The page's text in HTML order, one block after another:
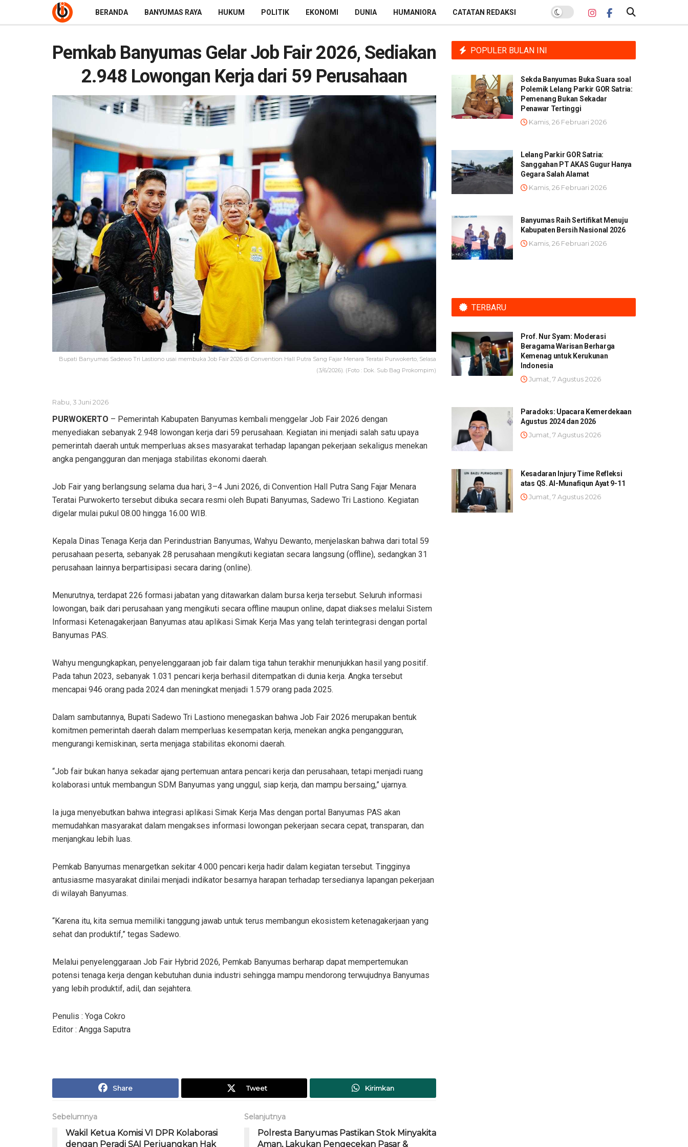
BERANDA BANYUMAS RAYA HUKUM POLITIK EKONOMI DUNIA HUMANIORA CATATAN REDAKSI
Pemkab Banyumas Gelar Job Fair 2026, Sediakan
2.948 Lowongan Kerja dari 59 Perusahaan
Bupati Banyumas Sadewo Tri Lastiono usai membuka Job Fair 2026 di Convention Hall Putra Sang Fajar Menara Teratai Purwokerto, Selasa
(3/6/2026). (Foto : Dok. Sub Bag Prokompim)
Rabu, 3 Juni 2026
PURWOKERTO – Pemerintah Kabupaten Banyumas kembali menggelar Job Fair 2026 dengan
menyediakan sebanyak 2.948 lowongan kerja dari 59 perusahaan. Kegiatan ini menjadi salah satu upaya
pemerintah daerah untuk memperluas akses masyarakat terhadap lapangan pekerjaan sekaligus menekan
angka pengangguran dan menjaga stabilitas ekonomi daerah.
Job Fair yang berlangsung selama dua hari, 3–4 Juni 2026, di Convention Hall Putra Sang Fajar Menara
Teratai Purwokerto tersebut dibuka secara resmi oleh Bupati Banyumas, Sadewo Tri Lastiono. Kegiatan
digelar mulai pukul 08.00 hingga 16.00 WIB.
Kepala Dinas Tenaga Kerja dan Perindustrian Banyumas, Wahyu Dewanto, menjelaskan bahwa dari total 59
perusahaan peserta, sebanyak 28 perusahaan mengikuti kegiatan secara langsung (offline), sedangkan 31
perusahaan lainnya berpartisipasi secara daring (online).
Menurutnya, terdapat 226 formasi jabatan yang ditawarkan dalam bursa kerja tersebut. Seluruh informasi
lowongan, baik dari perusahaan yang mengikuti secara offline maupun online, dapat diakses melalui Sistem
Informasi Ketenagakerjaan Banyumas atau aplikasi Simak Kerja Mas yang telah terintegrasi dengan portal
Banyumas PAS.
Wahyu mengungkapkan, penyelenggaraan job fair dalam tiga tahun terakhir menunjukkan hasil yang positif.
Pada tahun 2023, sebanyak 1.031 pencari kerja berhasil ditempatkan di dunia kerja. Angka tersebut
mencapai 946 orang pada 2024 dan meningkat menjadi 1.579 orang pada 2025.
Dalam sambutannya, Bupati Sadewo Tri Lastiono menegaskan bahwa Job Fair 2026 merupakan bentuk
komitmen pemerintah daerah dalam memperluas kesempatan kerja, menekan angka pengangguran,
mengurangi kemiskinan, serta menjaga stabilitas ekonomi daerah.
“Job fair bukan hanya sekadar ajang pertemuan antara pencari kerja dan perusahaan, tetapi menjadi ruang
kolaborasi untuk membangun SDM Banyumas yang unggul, siap kerja, dan mampu bersaing,” ujarnya.
Ia juga menyebutkan bahwa integrasi aplikasi Simak Kerja Mas dengan portal Banyumas PAS akan
memudahkan masyarakat dalam mengakses informasi lowongan pekerjaan secara cepat, transparan, dan
menjangkau lebih luas.
Pemkab Banyumas menargetkan sekitar 4.000 pencari kerja hadir dalam kegiatan tersebut. Tingginya
antusiasme masyarakat dinilai menjadi indikator besarnya harapan terhadap tersedianya lapangan pekerjaan
di wilayah Banyumas.
“Karena itu, kita semua memiliki tanggung jawab untuk terus membangun ekosistem ketenagakerjaan yang
sehat dan produktif,” tegas Sadewo.
Melalui penyelenggaraan Job Fair Hybrid 2026, Pemkab Banyumas berharap dapat mempertemukan
potensi tenaga kerja dengan kebutuhan dunia industri sehingga mampu mendorong terwujudnya Banyumas
yang lebih produktif, adil, dan sejahtera.
Penulis : Yoga Cokro
Editor : Angga Saputra
Share Tweet Kirimkan
Sebelumnya
Wakil Ketua Komisi VI DPR Kolaborasi
dengan Peradi SAI Perjuangkan Hak
Selanjutnya
Polresta Banyumas Pastikan Stok Minyakita
Aman, Lakukan Pengecekan Pasar &
POPULER BULAN INI
Sekda Banyumas Buka Suara soal
Polemik Lelang Parkir GOR Satria:
Pemenang Bukan Sekadar
Penawar Tertinggi
Kamis, 26 Februari 2026
Lelang Parkir GOR Satria:
Sanggahan PT AKAS Gugur Hanya
Gegara Salah Alamat
Kamis, 26 Februari 2026
Banyumas Raih Sertifikat Menuju
Kabupaten Bersih Nasional 2026
Kamis, 26 Februari 2026
TERBARU
Prof. Nur Syam: Moderasi
Beragama Warisan Berharga
Kemenag untuk Kerukunan
Indonesia
Jumat, 7 Agustus 2026
Paradoks: Upacara Kemerdekaan
Agustus 2024 dan 2026
Jumat, 7 Agustus 2026
Kesadaran Injury Time Refleksi
atas QS. Al-Munafiqun Ayat 9-11
Jumat, 7 Agustus 2026